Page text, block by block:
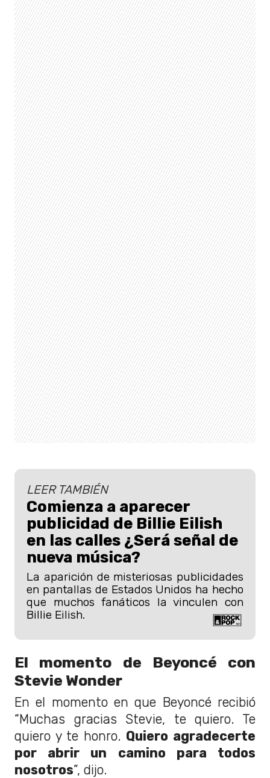
LEER TAMBIÉN
Comienza a aparecer
publicidad de Billie Eilish
en las calles ¿Será señal de
nueva música?
La aparición de misteriosas publicidades
en pantallas de Estados Unidos ha hecho
que muchos fanáticos la vinculen con
Billie Eilish.
El momento de Beyoncé con
Stevie Wonder
En el momento en que Beyoncé recibió
“Muchas gracias Stevie, te quiero. Te
quiero y te honro. Quiero agradecerte
por abrir un camino para todos
nosotros”, dijo.